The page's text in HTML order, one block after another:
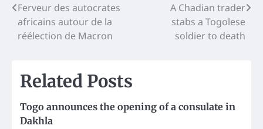
Post
navigation
Ferveur des autocrates
africains autour de la
réélection de Macron
A Chadian trader
stabs a Togolese
soldier to death
Related Posts
Togo announces the opening of a consulate in
Dakhla